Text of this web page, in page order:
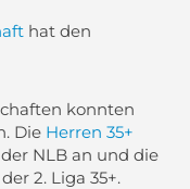
hat den
konnten
Die Herren 35+
NLB an und die
2. Liga 35+.